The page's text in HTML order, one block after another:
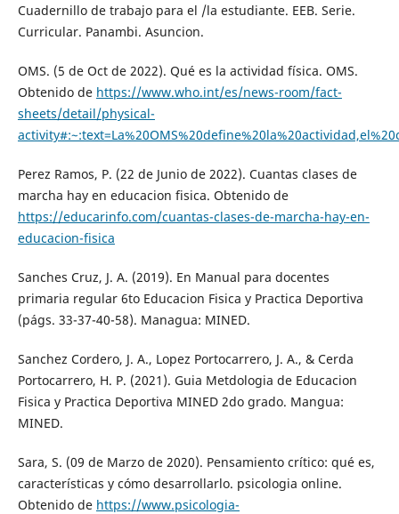
Cuadernillo de trabajo para el /la estudiante. EEB. Serie.
Curricular. Panambi. Asuncion.
OMS. (5 de Oct de 2022). Qué es la actividad física. OMS.
Obtenido de https://www.who.int/es/news-room/fact-
sheets/detail/physical-
Perez Ramos, P. (22 de Junio de 2022). Cuantas clases de
marcha hay en educacion fisica. Obtenido de
https://educarinfo.com/cuantas-clases-de-marcha-hay-en-
educacion-fisica
Sanches Cruz, J. A. (2019). En Manual para docentes
primaria regular 6to Educacion Fisica y Practica Deportiva
(págs. 33-37-40-58). Managua: MINED.
Sanchez Cordero, J. A., Lopez Portocarrero, J. A., & Cerda
Portocarrero, H. P. (2021). Guia Metdologia de Educacion
Fisica y Practica Deportiva MINED 2do grado. Mangua:
MINED.
Sara, S. (09 de Marzo de 2020). Pensamiento crítico: qué es,
características y cómo desarrollarlo. psicologia online.
Obtenido de https://www.psicologia-